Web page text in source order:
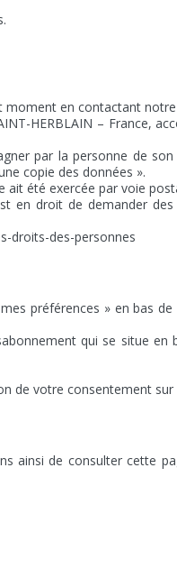
moment en contactant
HERBLAIN – France,
par la personne de
copie des données ».
été exercée par voie
en droit de demander des
droits-des-personnes
préférences » en bas
qui se situe en
de votre consentement
ainsi de consulter cette